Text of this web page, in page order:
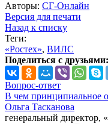
Авторы: СГ-Онлайн
Версия для печати
Назад к списку
Теги:
«Ростех», ВИЛС
Поделиться с друзьями:
Вопрос-ответ
В чем принципиальное
Ольга Тасканова
генеральный директор,